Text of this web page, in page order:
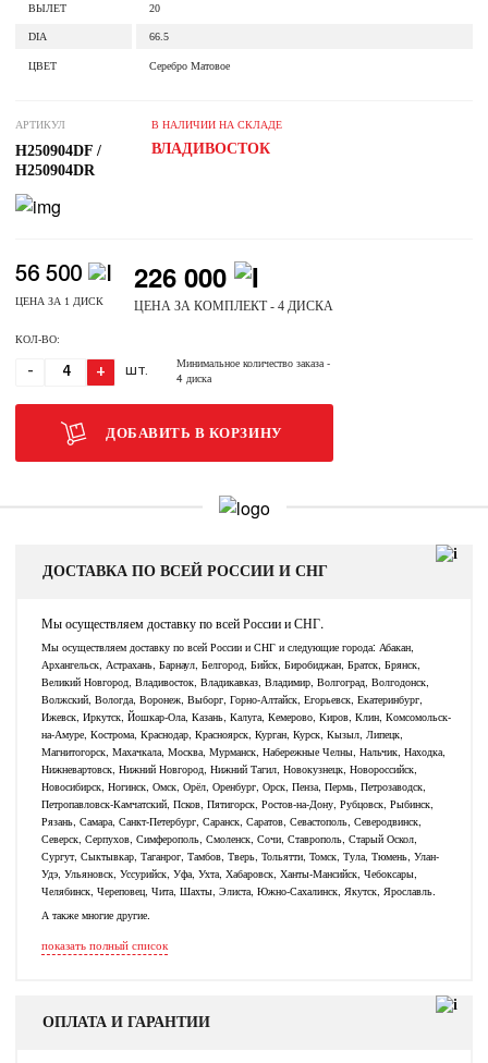
ВЫЛЕТ 20
DIA 66.5
ЦВЕТ Серебро Матовое
АРТИКУЛ
H250904DF /
H250904DR
В НАЛИЧИИ НА СКЛАДЕ
ВЛАДИВОСТОК
56 500
ЦЕНА ЗА 1 ДИСК
226 000
ЦЕНА ЗА КОМПЛЕКТ - 4 ДИСКА
КОЛ-ВО:
- + ШТ.
Минимальное количество заказа-
4 диска
ДОБАВИТЬ В КОРЗИНУ
ДОСТАВКА ПО ВСЕЙ РОССИИ И СНГ
Мы осуществляем доставку по всей России и СНГ.
Мы осуществляем доставку по всей России и СНГ и следующие города: Абакан,
Архангельск, Астрахань, Барнаул, Белгород, Бийск, Биробиджан, Братск, Брянск,
Великий Новгород, Владивосток, Владикавказ, Владимир, Волгоград, Волгодонск,
Волжский, Вологда, Воронеж, Выборг, Горно-Алтайск, Егорьевск, Екатеринбург,
Ижевск, Иркутск, Йошкар-Ола, Казань, Калуга, Кемерово, Киров, Клин, Комсомольск-
на-Амуре, Кострома, Краснодар, Красноярск, Курган, Курск, Кызыл, Липецк,
Магнитогорск, Махачкала, Москва, Мурманск, Набережные Челны, Нальчик, Находка,
Нижневартовск, Нижний Новгород, Нижний Тагил, Новокузнецк, Новороссийск,
Новосибирск, Ногинск, Омск, Орёл, Оренбург, Орск, Пенза, Пермь, Петрозаводск,
Петропавловск-Камчатский, Псков, Пятигорск, Ростов-на-Дону, Рубцовск, Рыбинск,
Рязань, Самара, Санкт-Петербург, Саранск, Саратов, Севастополь, Северодвинск,
Северск, Серпухов, Симферополь, Смоленск, Сочи, Ставрополь, Старый Оскол,
Сургут, Сыктывкар, Таганрог, Тамбов, Тверь, Тольятти, Томск, Тула, Тюмень, Улан-
Удэ, Ульяновск, Уссурийск, Уфа, Ухта, Хабаровск, Ханты-Мансийск, Чебоксары,
Челябинск, Череповец, Чита, Шахты, Элиста, Южно-Сахалинск, Якутск, Ярославль.
А также многие другие.
показать полный список
ОПЛАТА И ГАРАНТИИ